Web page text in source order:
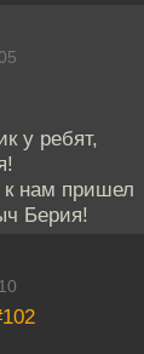
у ребят,
к нам пришел
Берия!